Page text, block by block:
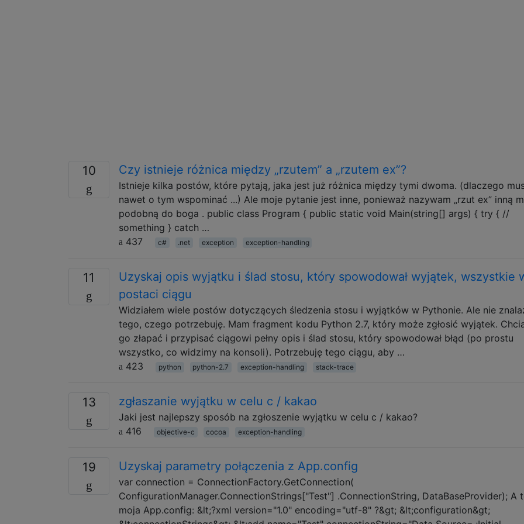
10 Czy istnieje różnica między „rzutem” a „rzutem ex”?
Istnieje kilka postów, które pytają, jaka jest już różnica między tymi dwoma. (dlaczego
nawet o tym wspominać ...) Ale moje pytanie jest inne, ponieważ nazywam „rzut ex” inną
podobną do boga . public class Program { public static void Main(string[] args) { try { //
something } catch …
437
c# .net exception exception-handling
11
Uzyskaj opis wyjątku i ślad stosu, który spowodował wyjątek, wszystkie
postaci ciągu
Widziałem wiele postów dotyczących śledzenia stosu i wyjątków w Pythonie. Ale nie
tego, czego potrzebuję. Mam fragment kodu Python 2.7, który może zgłosić wyjątek.
go złapać i przypisać ciągowi pełny opis i ślad stosu, który spowodował błąd (po prostu
wszystko, co widzimy na konsoli). Potrzebuję tego ciągu, aby …
423
python python-2.7 exception-handling stack-trace
13 zgłaszanie wyjątku w celu c / kakao
Jaki jest najlepszy sposób na zgłoszenie wyjątku w celu c / kakao?
416
objective-c cocoa exception-handling
19 Uzyskaj parametry połączenia z App.config
var connection = ConnectionFactory.GetConnection(
ConfigurationManager.ConnectionStrings["Test"] .ConnectionString, DataBaseProvider); A
moja App.config: &lt;?xml version="1.0" encoding="utf-8" ?&gt; &lt;configuration&gt;